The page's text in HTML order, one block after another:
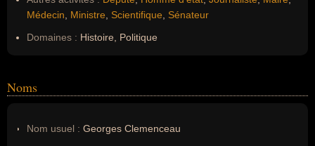
Médecin
Ministre Scientifique
Sénateur
Domaines : Histoire, Politique
Noms
Nom usuel : Georges Clemenceau